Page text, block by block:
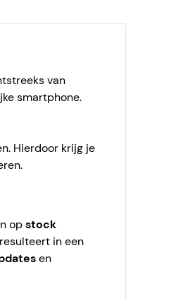
van
smartphone.
Hierdoor krijg je
opstock
in een
en